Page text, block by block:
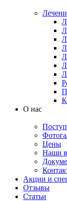
О нас
Цены
Наши
Акции и
Отзывы
Статьи